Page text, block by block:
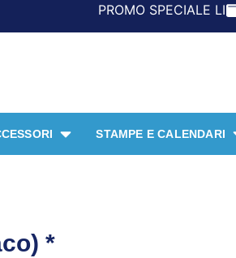
PROMO SPECIALE LIBRI PER
STAMPE E CALENDARI
*